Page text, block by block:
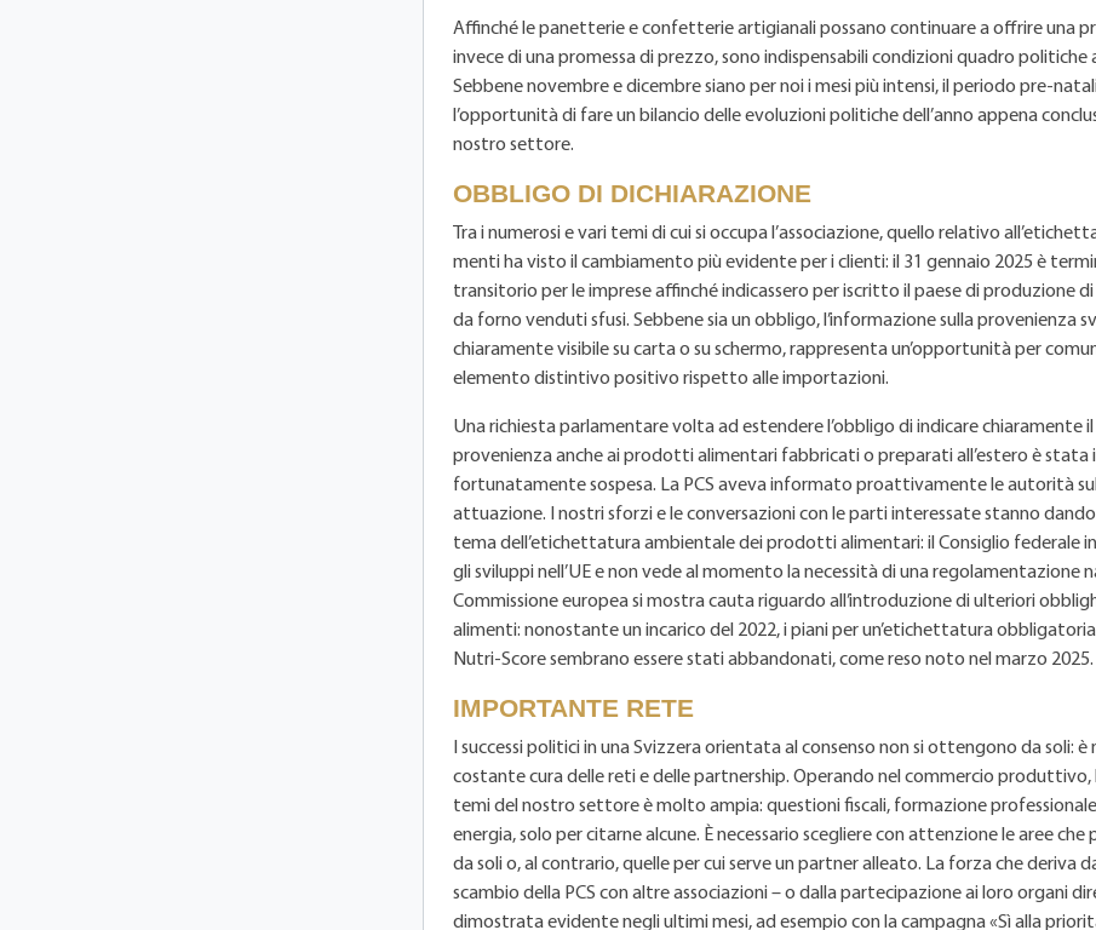
Affinché le panetterie e confetterie artigianali possano continuare a offrire una
invece di una promessa di prezzo, sono indispensabili condizioni quadro politiche
Sebbene novembre e dicembre siano per noi i mesi più intensi, il periodo pre-
l’opportunità di fare un bilancio delle evoluzioni politiche dell’anno appena
nostro settore.
OBBLIGO DI DICHIARAZIONE
Tra i numerosi e vari temi di cui si occupa l’associazione, quello relativo
menti ha visto il cambiamento più evidente per i clienti: il 31 gennaio 2025 è
transitorio per le imprese affinché indicassero per iscritto il paese di produzione
da forno venduti sfusi. Sebbene sia un obbligo, l’informazione sulla provenienza
chiaramente visibile su carta o su schermo, rappresenta un’opportunità per
elemento distintivo positivo rispetto alle importazioni.
Una richiesta parlamentare volta ad estendere l’obbligo di indicare chiaramente il
provenienza anche ai prodotti alimentari fabbricati o preparati all’estero è stata
fortunatamente sospesa. La PCS aveva informato proattivamente le autorità
attuazione. I nostri sforzi e le conversazioni con le parti interessate stanno
tema dell’etichettatura ambientale dei prodotti alimentari: il Consiglio federale
gli sviluppi nell’UE e non vede al momento la necessità di una regolamentazione
Commissione europea si mostra cauta riguardo all’introduzione di ulteriori
alimenti: nonostante un incarico del 2022, i piani per un’etichettatura obbligatoria
Nutri-Score sembrano essere stati abbandonati, come reso noto nel marzo 2025.
IMPORTANTE RETE
I successi politici in una Svizzera orientata al consenso non si ottengono da soli: è
costante cura delle reti e delle partnership. Operando nel commercio produttivo,
temi del nostro settore è molto ampia: questioni fiscali, formazione
energia, solo per citarne alcune. È necessario scegliere con attenzione le aree che
da soli o, al contrario, quelle per cui serve un partner alleato. La forza che deriva
scambio della PCS con altre associazioni – o dalla partecipazione ai loro organi
dimostrata evidente negli ultimi mesi, ad esempio con la campagna «Sì alla